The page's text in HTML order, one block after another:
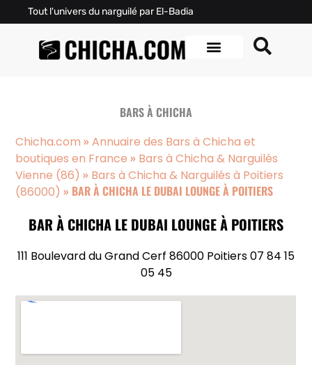
Tout l'univers du narguilé par El-Badia
BARS À CHICHA
Chicha.com »Annuaire des Bars à Chicha et
boutiques en France » Bars à Chicha & Narguilés
Vienne (86) » Bars à Chicha & Narguilés à Poitiers
(86000) » BAR À CHICHA LE DUBAI LOUNGE À POITIERS
BAR À CHICHA LE DUBAI LOUNGE À POITIERS
111 Boulevard du Grand Cerf 86000 Poitiers 07 84 15
05 45